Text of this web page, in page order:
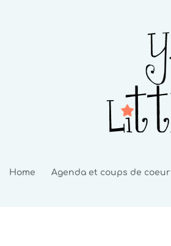
Home Agenda et coups de coeur